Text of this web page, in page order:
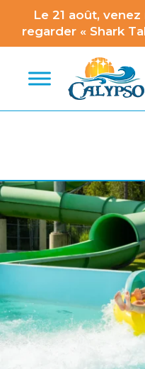
Le 21 août,
regarder « Shark